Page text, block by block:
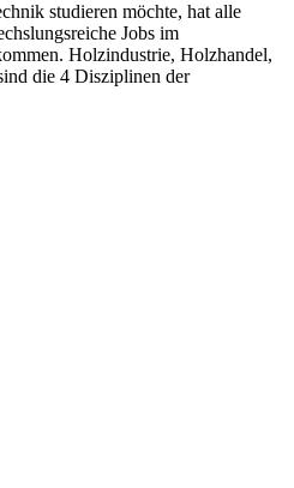
studieren möchte, hat alle
Jobs im
Holzindustrie, Holzhandel,
die 4 Disziplinen der